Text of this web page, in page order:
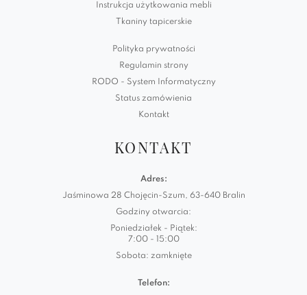
Instrukcja użytkowania mebli
Tkaniny tapicerskie
Polityka prywatności
Regulamin strony
RODO - System Informatyczny
Status zamówienia
Kontakt
KONTAKT
Adres:
Jaśminowa 28 Chojęcin-Szum, 63-640 Bralin
Godziny otwarcia:
Poniedziałek - Piątek:
7:00 - 15:00
Sobota: zamknięte
Telefon: